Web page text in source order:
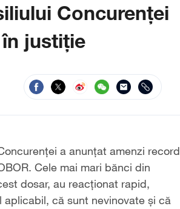
Concurenţei
justiţie
a anunţat amenzi record
Cele mai mari bănci din
dosar, au reacţionat rapid,
că sunt nevinovate şi că